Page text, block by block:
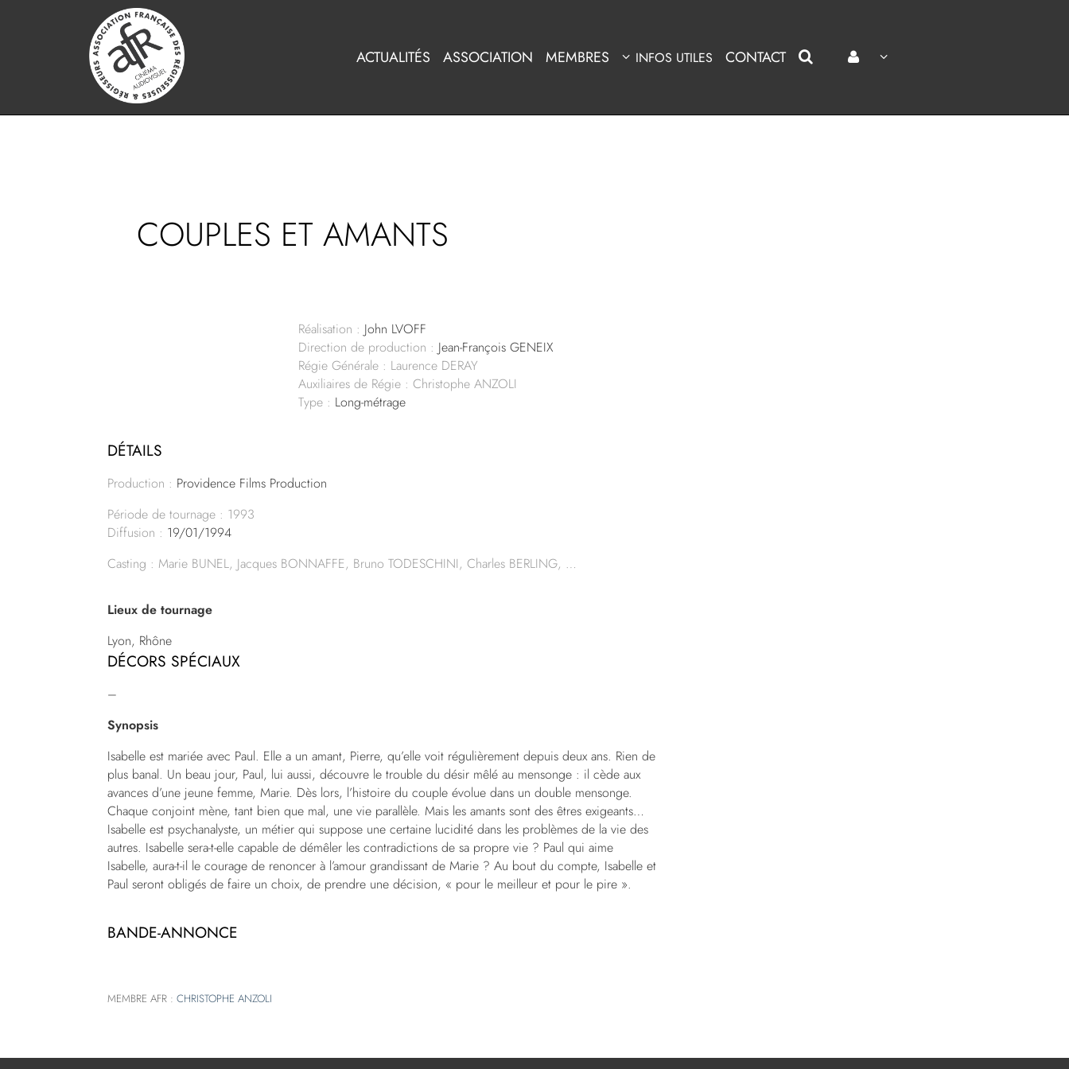
ACTUALITÉS ASSOCIATION MEMBRES INFOS UTILES CONTACT
COUPLES ET AMANTS
Réalisation : John LVOFF
Direction de production : Jean-François GENEIX
Régie Générale : Laurence DERAY
Auxiliaires de Régie : Christophe ANZOLI
Type : Long-métrage
DÉTAILS
Production : Providence Films Production
Période de tournage : 1993
Diffusion : 19/01/1994
Casting : Marie BUNEL, Jacques BONNAFFE, Bruno TODESCHINI, Charles BERLING, …
Lieux de tournage
Lyon, Rhône
DÉCORS SPÉCIAUX
–
Synopsis
Isabelle est mariée avec Paul. Elle a un amant, Pierre, qu’elle voit régulièrement depuis deux ans. Rien de
plus banal. Un beau jour, Paul, lui aussi, découvre le trouble du désir mêlé au mensonge : il cède aux
avances d’une jeune femme, Marie. Dès lors, l’histoire du couple évolue dans un double mensonge.
Chaque conjoint mène, tant bien que mal, une vie parallèle. Mais les amants sont des êtres exigeants…
Isabelle est psychanalyste, un métier qui suppose une certaine lucidité dans les problèmes de la vie des
autres. Isabelle sera-t-elle capable de démêler les contradictions de sa propre vie ? Paul qui aime
Isabelle, aura-t-il le courage de renoncer à l’amour grandissant de Marie ? Au bout du compte, Isabelle et
Paul seront obligés de faire un choix, de prendre une décision, « pour le meilleur et pour le pire ».
BANDE-ANNONCE
MEMBRE AFR : CHRISTOPHE ANZOLI